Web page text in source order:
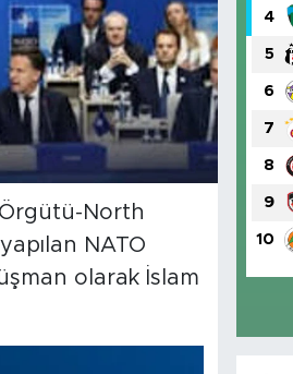
Örgütü-North
NATO
olarak İslam
4
5
6
7
8
9
10